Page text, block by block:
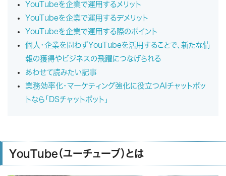
YouTubeを企業で運用するメリット
YouTubeを企業で運用するデメリット
YouTubeを企業で運用する際のポイント
個人・企業を問わずYouTubeを活用することで、新たな情
報の獲得やビジネスの飛躍につなげられる
あわせて読みたい記事
業務効率化・マーケティング強化に役立つAIチャットボッ
トなら「DSチャットボット」
YouTube（ユーチューブ）とは